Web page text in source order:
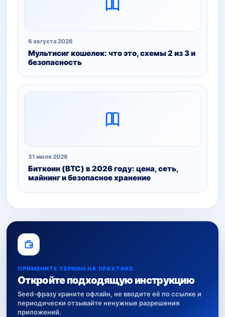
6 августа 2026
Мультисиг кошелек: что это, схемы 2 из 3 и
безопасность
31 июля 2026
Биткоин (BTC) в 2026 году: цена, сеть,
майнинг и безопасное хранение
ПРИМЕНИТЕ ТЕРМИН НА ПРАКТИКЕ
Откройте подходящую инструкцию
Seed-фразу храните офлайн, не вводите её по ссылке и
периодически отзывайте ненужные разрешения
приложений.